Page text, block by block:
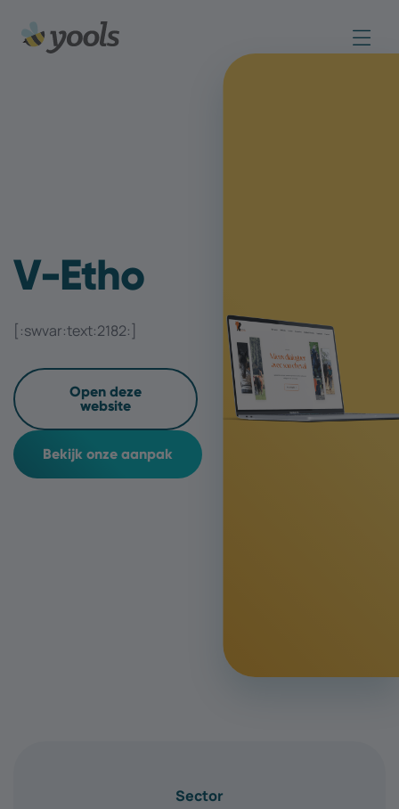
V-Etho
[:swvar:text:2182:]
Open deze
website
Bekijk onze aanpak
Sector